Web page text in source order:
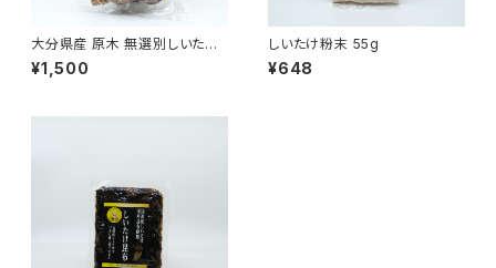
大分県産 原木 無選別しいたけ
110g
¥1,500
しいたけ粉末 55g
¥648